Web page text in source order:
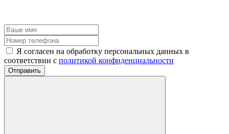
Я согласен на обработку персональных данных в
соответствии с политикой конфиденциальности
Отправить